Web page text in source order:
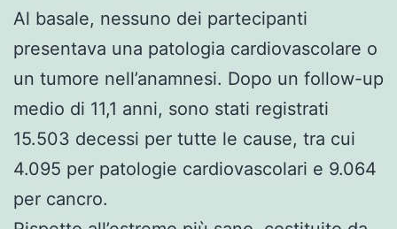
Al basale, nessuno dei partecipanti
presentava una patologia cardiovascolare o
un tumore nell’anamnesi. Dopo un follow-up
medio di 11,1 anni, sono stati registrati
15.503 decessi per tutte le cause, tra cui
4.095 per patologie cardiovascolari e 9.064
per cancro.